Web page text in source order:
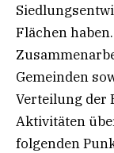
Flächen
Gemeinden
Verteilung der
Aktivitäten
folgenden